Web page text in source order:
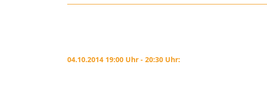
04.10.2014 19:00 Uhr - 20:30 Uhr: